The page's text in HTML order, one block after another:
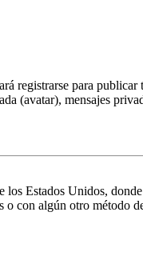
para publicar
(avatar), mensajes
Estados Unidos,
con algún otro método